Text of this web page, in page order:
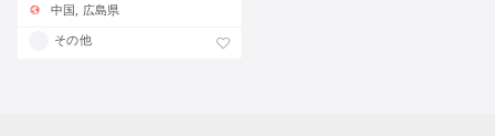
中国
広島県
その他